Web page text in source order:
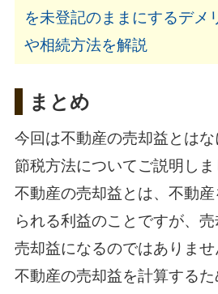
を未登記のままにするデメ
や相続方法を解説
まとめ
今回は不動産の売却益とは
節税方法についてご説明しま
不動産の売却益とは、不動
られる利益のことですが、
売却益になるのではありませ
不動産の売却益を計算するた